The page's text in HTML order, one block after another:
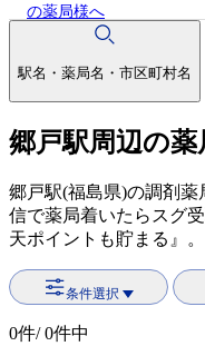
の薬局様へ
駅名・薬局名・市区町村名
郷戸駅周辺の薬
郷戸駅(福島県)の調剤
信で薬局着いたらスグ
天ポイントも貯まる』。
条件選択
0件/ 0件中